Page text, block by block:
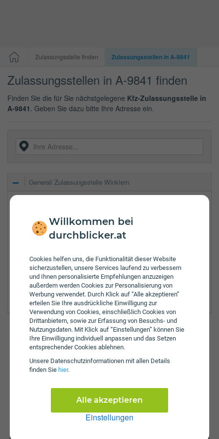
Willkommen bei
durchblicker.at
Cookies helfen uns, die Funktionalität dieser Website
sicherzustellen, unsere Services laufend zu verbessern
und Ihnen personalisierte Empfehlungen anzuzeigen
außerdem werden Cookies zur Personalisierung von
Werbung verwendet. Durch Klick auf “Alle akzeptieren”
erteilen Sie Ihre ausdrückliche Einwilligung zur
Verwendung von Cookies, einschließlich Cookies von
Drittanbietern, sowie zur Erfassung von Besuchs- und
Nutzungsdaten. Mit Klick auf “Einstellungen” können Sie
Ihre Einwilligung individuell anpassen und das Setzen
entsprechender Cookies ablehnen.
Unsere Daten­schutz­informationen mit allen Details
finden Sie hier.
Einstellungen
Alle akzeptieren
Zulassungsstelle finden Zulassungsstellen in A-9841
Zulassungsstellen in A-9841 finden
Finden Sie die für Sie nächstgelegene Kfz-Zulassungsstelle in
A-9841 . Geben Sie dazu bitte Ihre Adresse ein.
Generali Zulassungsstelle Winklern
Winklern
Tel.:+43-4822-20755
Zulassungsbezirke:
Hermagor
Spittal an der Drau
Günstig versichern & anmelden
So einfach funktioniert's auf durchblicker.at: